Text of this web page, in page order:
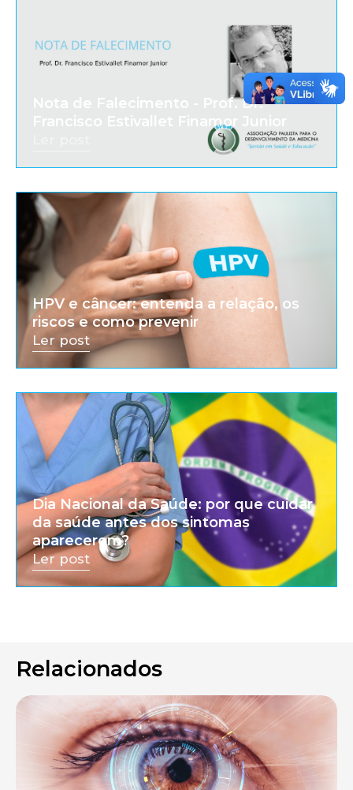
Nota de Falecimento - Prof. Dr.
Francisco Estivallet Finamor Junior
HPV e câncer: entenda a relação, os
riscos e como prevenir
Ler post
Dia Nacional da Saúde: por que cuidar
da saúde antes dos sintomas
aparecerem?
Ler post
Relacionados